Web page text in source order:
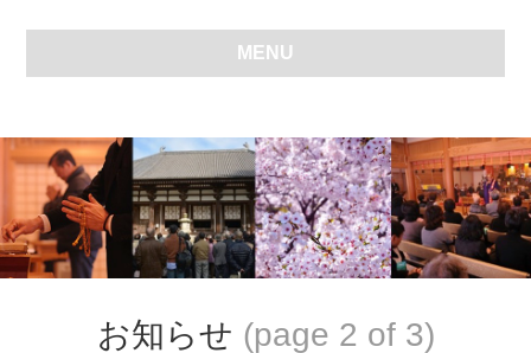
MENU
お知らせ (page 2 of 3)